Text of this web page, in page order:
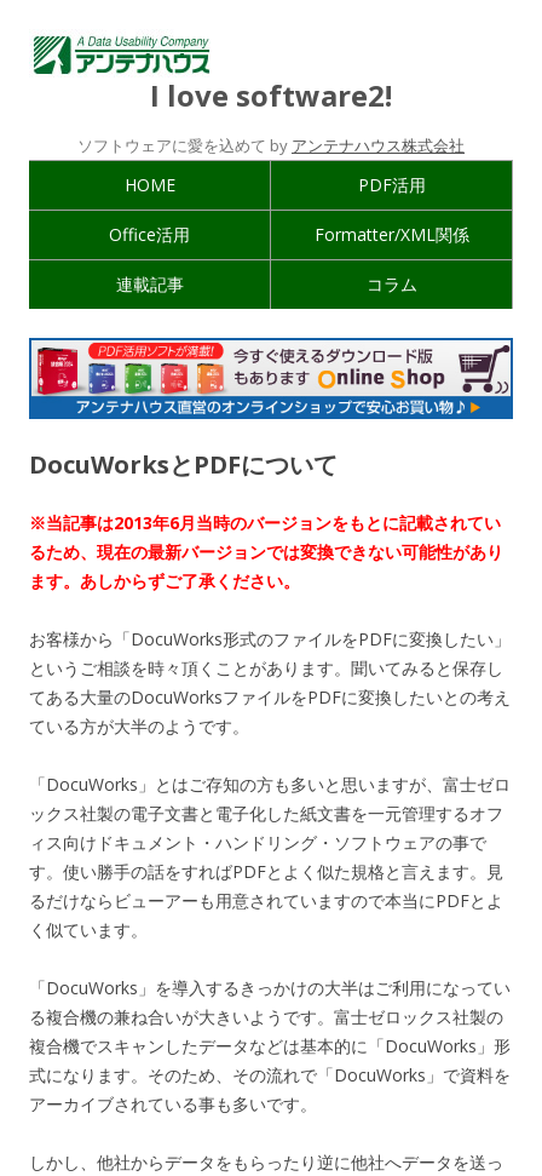
I love software2!
ソフトウェアに愛を込めて by アンテナハウス株式会社
HOME PDF活用
Office活用 Formatter/XML関係
連載記事 コラム
DocuWorksとPDFについて
※当記事は2013年6月当時のバージョンをもとに記載されてい
るため、現在の最新バージョンでは変換できない可能性があり
ます。あしからずご了承ください。
お客様から「DocuWorks形式のファイルをPDFに変換したい」
というご相談を時々頂くことがあります。聞いてみると保存し
てある大量のDocuWorksファイルをPDFに変換したいとの考え
ている方が大半のようです。
「DocuWorks」とはご存知の方も多いと思いますが、富士ゼロ
ックス社製の電子文書と電子化した紙文書を一元管理するオフ
ィス向けドキュメント・ハンドリング・ソフトウェアの事で
す。使い勝手の話をすればPDFとよく似た規格と言えます。見
るだけならビューアーも用意されていますので本当にPDFとよ
く似ています。
「DocuWorks」を導入するきっかけの大半はご利用になってい
る複合機の兼ね合いが大きいようです。富士ゼロックス社製の
複合機でスキャンしたデータなどは基本的に「DocuWorks」形
式になります。そのため、その流れで「DocuWorks」で資料を
アーカイブされている事も多いです。
しかし、他社からデータをもらったり逆に他社へデータを送っ